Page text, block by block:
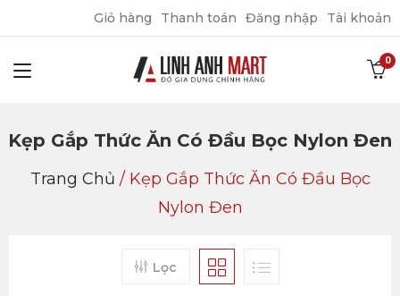
Giỏ hàng Thanh toán Đăng nhập Tài khoản
Kẹp Gắp Thức Ăn Có Đầu Bọc Nylon Đen
Trang Chủ / Kẹp Gắp Thức Ăn Có Đầu Bọc
Nylon Đen
Lọc